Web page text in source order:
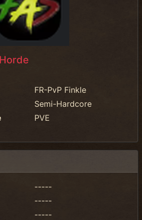
Horde
FR-PvP Finkle
Semi-Hardcore
PVE
-----
-----
-----